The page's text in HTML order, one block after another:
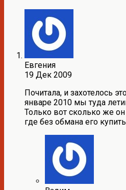
Евгения
19 Дек 2009
Почитала, и захотелось
январе 2010 мы туда
Только вот сколько же
где без обмана его